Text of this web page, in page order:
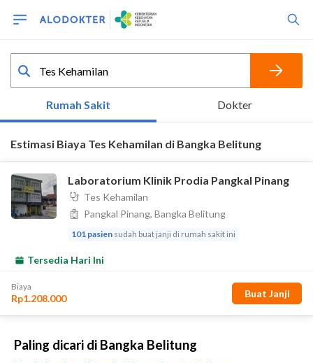
Paling dicari di Bangka Belitung